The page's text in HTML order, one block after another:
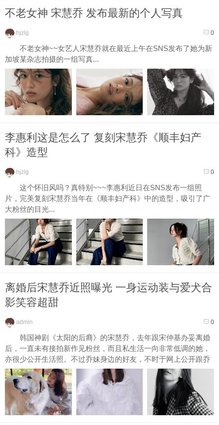
不老女神 宋慧乔 发布最新的个人写真
0
hjzlg
不老女神~~女艺人宋慧乔就在最近上午在SNS发布了她为新
加坡某杂志拍摄的一组写真...
李惠利这是怎么了 复刻宋慧乔《顺丰妇产
科》造型
0
hjzlg
这个怀旧风吗？真特别~~~李惠利近日在SNS发布一组照
片，完美复刻宋慧乔当年在《顺丰妇产科》中的造型，吸引了广
大粉丝的目光...
离婚后宋慧乔近照曝光 一身运动装与爱犬合
影笑容超甜
0
admin
韩国神剧《太阳的后裔》的宋慧乔，去年跟宋仲基办妥离婚
后，一直未有接拍新作见粉丝，而且私生活一向非常低调的她，
亦很少公开生活照。不过乔妹身边的好友，不时于网上公开跟乔
妹...